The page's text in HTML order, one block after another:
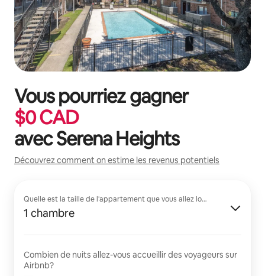
Vous pourriez gagner
$0CAD
avecSerena Heights
Découvrez comment on estime les revenus potentiels
Quelle est la taille de l'appartement que vous allez louer?
1 chambre
Combien de nuits allez-vous accueillir des voyageurs sur
Airbnb?